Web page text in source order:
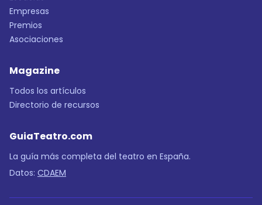
Empresas
Premios
Asociaciones
Magazine
Todos los artículos
Directorio de recursos
GuiaTeatro.com
La guía más completa del teatro en España.
Datos: CDAEM